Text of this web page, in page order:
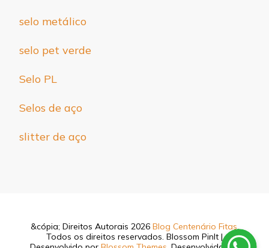
selo metálico
selo pet verde
Selo PL
Selos de aço
slitter de aço
&cópia; Direitos Autorais 2026 Blog Centenário Fitas.
Todos os direitos reservados. Blossom PinIt |